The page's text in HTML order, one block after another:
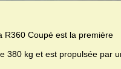
R360 Coupé est la première
380 kg et est propulsée par